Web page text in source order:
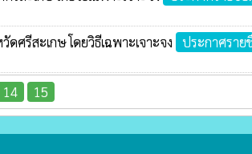
รีสะเกษ โดยวิธีเฉพาะเจาะจง ประกาศราย
14 15